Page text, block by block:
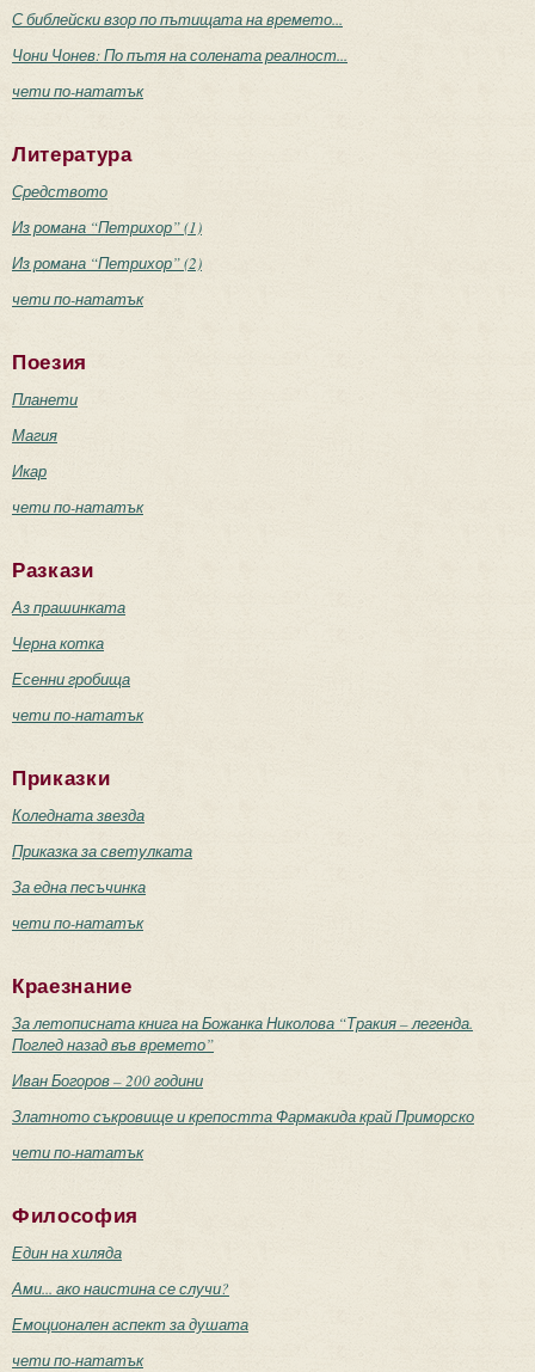
С библейски взор по пътищата на времето...
Чони Чонев: По пътя на солената реалност...
чети по-нататък
Литература
Средството
Из романа “Петрихор” (1)
Из романа “Петрихор” (2)
чети по-нататък
Поезия
Планети
Магия
Икар
чети по-нататък
Разкази
Аз прашинката
Черна котка
Есенни гробища
чети по-нататък
Приказки
Коледната звезда
Приказка за светулката
За една песъчинка
чети по-нататък
Краезнание
За летописната книга на Божанка Николова “Тракия – легенда.
Поглед назад във времето”
Иван Богоров – 200 години
Златното съкровище и крепостта Фармакида край Приморско
чети по-нататък
Философия
Един на хиляда
Ами... ако наистина се случи?
Емоционален аспект за душата
чети по-нататък